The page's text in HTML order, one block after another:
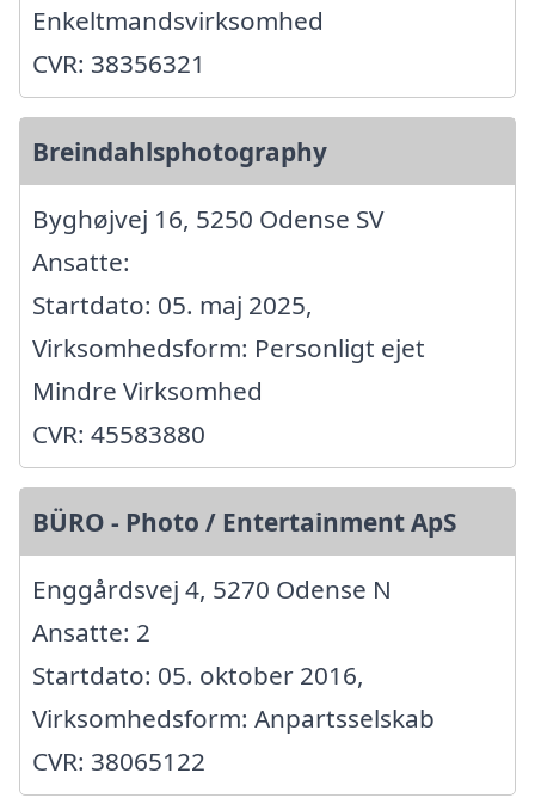
Enkeltmandsvirksomhed
CVR: 38356321
Breindahlsphotography
Byghøjvej 16, 5250 Odense SV
Ansatte:
Startdato: 05. maj 2025,
Virksomhedsform: Personligt ejet
Mindre Virksomhed
CVR: 45583880
BÜRO - Photo / Entertainment ApS
Enggårdsvej 4, 5270 Odense N
Ansatte: 2
Startdato: 05. oktober 2016,
Virksomhedsform: Anpartsselskab
CVR: 38065122